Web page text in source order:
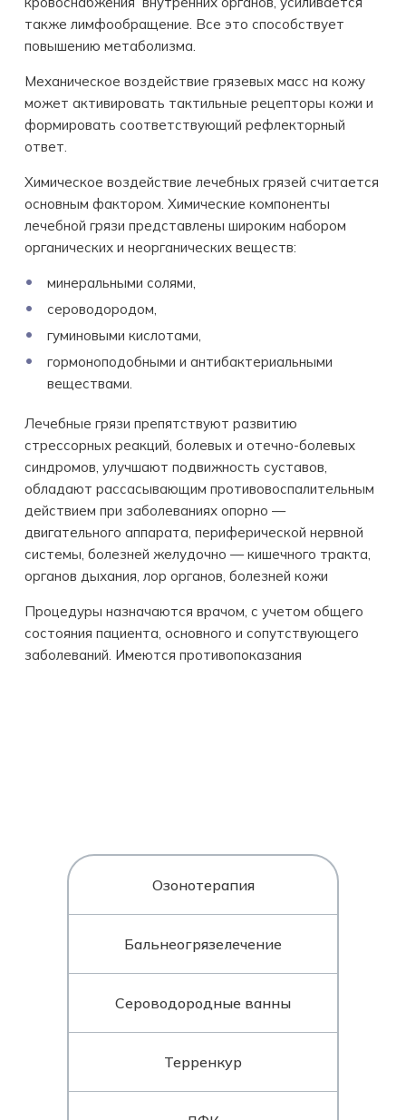
также лимфообращение. Все это способствует
повышению метаболизма.
Механическое воздействие грязевых масс на кожу
может активировать тактильные рецепторы кожи и
формировать соответствующий рефлекторный
ответ.
Химическое воздействие лечебных грязей считается
основным фактором. Химические компоненты
лечебной грязи представлены широким набором
органических и неорганических веществ:
минеральными солями,
сероводородом,
гуминовыми кислотами,
гормоноподобными и антибактериальными
веществами.
Лечебные грязи препятствуют развитию
стрессорных реакций, болевых и отечно-болевых
синдромов, улучшают подвижность суставов,
обладают рассасывающим противовоспалительным
действием при заболеваниях опорно —
двигательного аппарата, периферической нервной
системы, болезней желудочно — кишечного тракта,
органов дыхания, лор органов, болезней кожи
Процедуры назначаются врачом, с учетом общего
состояния пациента, основного и сопутствующего
заболеваний. Имеются противопоказания
Озонотерапия
Бальнеогрязелечение
Сероводородные ванны
Терренкур